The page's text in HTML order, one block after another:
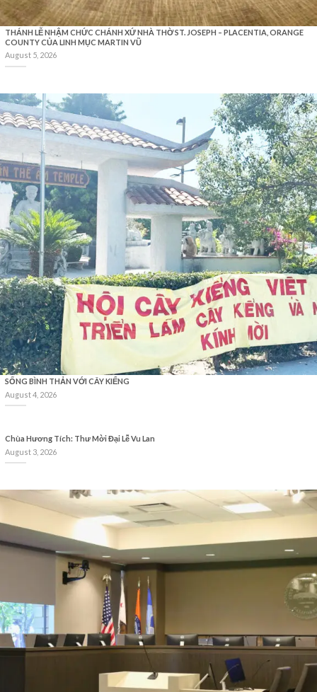
THÁNH LỄ NHẬM CHỨC CHÁNH XỨ NHÀ THỜ ST. JOSEPH – PLACENTIA, ORANGE
COUNTY CỦA LINH MỤC MARTIN VŨ
August 5, 2026
SỐNG BÌNH THẢN VỚI CÂY KIỂNG
August 4, 2026
Chùa Hương Tích: Thư Mời Đại Lễ Vu Lan
August 3, 2026